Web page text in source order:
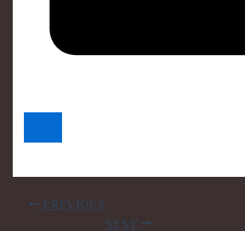
PREVIOUS
NEXT